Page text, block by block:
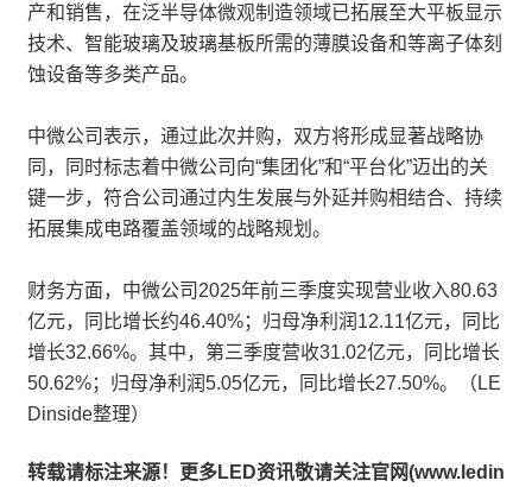
产和销售，在泛半导体微观制造领域已拓展至大平板显示
技术、智能玻璃及玻璃基板所需的薄膜设备和等离子体刻
蚀设备等多类产品。
中微公司表示，通过此次并购，双方将形成显著战略协
同，同时标志着中微公司向“集团化”和“平台化”迈出的关
键一步，符合公司通过内生发展与外延并购相结合、持续
拓展集成电路覆盖领域的战略规划。
财务方面，中微公司2025年前三季度实现营业收入80.63
亿元，同比增长约46.40%；归母净利润12.11亿元，同比
增长32.66%。其中，第三季度营收31.02亿元，同比增长
50.62%；归母净利润5.05亿元，同比增长27.50%。（LE
Dinside整理）
转载请标注来源！更多LED资讯敬请关注官网(www.ledin